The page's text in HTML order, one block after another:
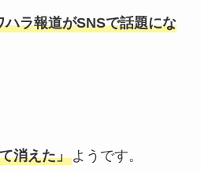
ラ報道がSNSで話題にな
消えた」ようです。